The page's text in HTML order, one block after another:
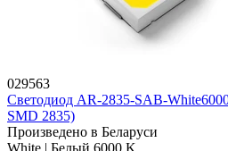
029563
Светодиод AR-2835-SAB-
SMD 2835)
Произведено в Беларуси